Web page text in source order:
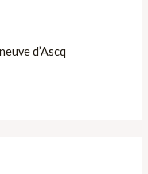
d’Ascq